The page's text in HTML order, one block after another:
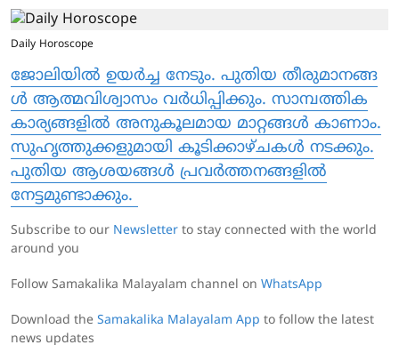
Daily Horoscope
ജോലിയിൽ ഉയർച്ച നേടും. പുതിയ തീരുമാനങ്ങ
ൾ ആത്മവിശ്വാസം വർധിപ്പിക്കും. സാമ്പത്തിക
കാര്യങ്ങളിൽ അനുകൂലമായ മാറ്റങ്ങൾ കാണാം.
സുഹൃത്തുക്കളുമായി കൂടിക്കാഴ്ചകൾ നടക്കും.
പുതിയ ആശയങ്ങൾ പ്രവർത്തനങ്ങളിൽ
നേട്ടമുണ്ടാക്കും.
Subscribe to our Newsletter to stay connected with the world
around you
Follow Samakalika Malayalam channel on WhatsApp
Download the Samakalika Malayalam App to follow the latest
news updates